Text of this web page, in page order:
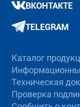
ВКОНТАКТЕ
TELEGRAM
Каталог
Техническая
Проверка